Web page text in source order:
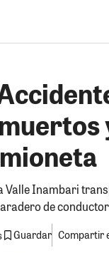
Valle Inambari
de
Guardar Compartir